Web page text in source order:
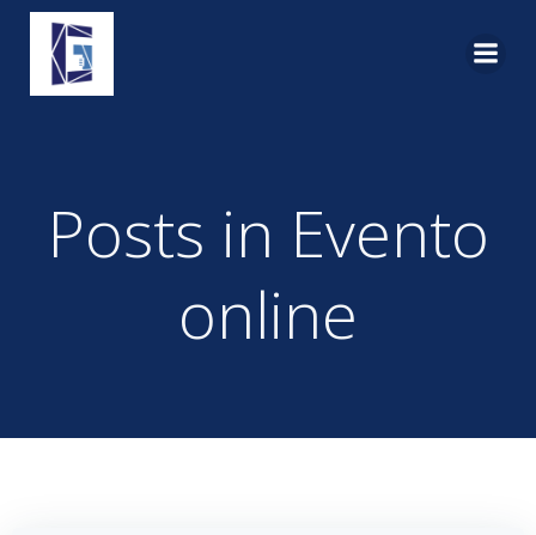
Posts in Evento
online